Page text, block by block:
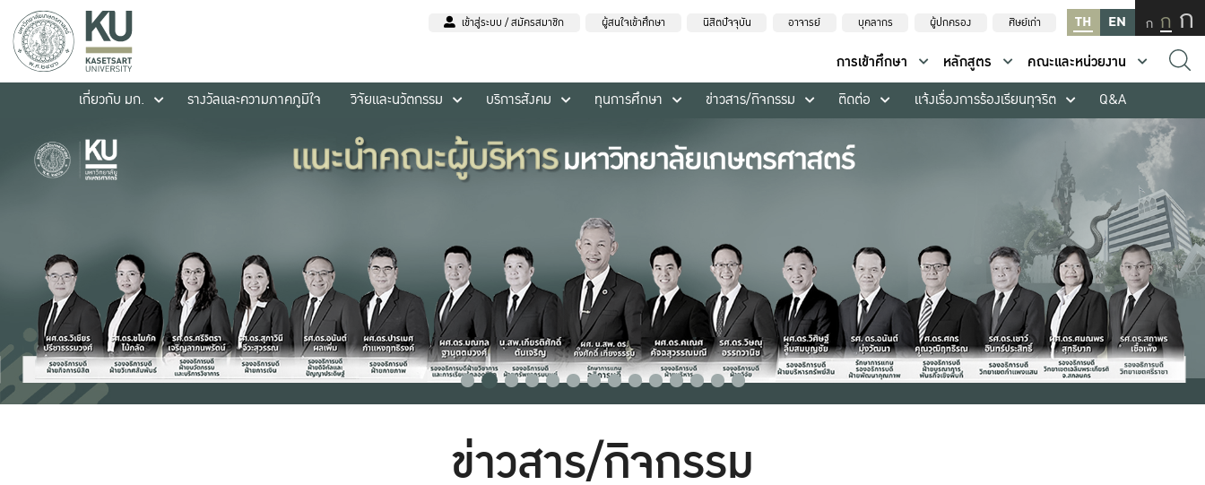
เข้าสู่ระบบ / สมัครสมาชิก ผู้สนใจเข้าศึกษา นิสิตปัจจุบัน อาจารย์ บุคลากร ผู้ปกครอง ศิษย์เก่า TH EN ก ก ก
การเข้าศึกษา หลักสูตร
คณะและหน่วยงาน
เกี่ยวกับ มก.
รางวัลและความภาคภูมิใจ วิจัยและนวัตกรรม บริการสังคม ทุนการศึกษา ข่าวสาร/กิจกรรม ติดต่อ แจ้งเรื่องการร้องเรียนทุจริต Q&A
ข่าวสาร/กิจกรรม